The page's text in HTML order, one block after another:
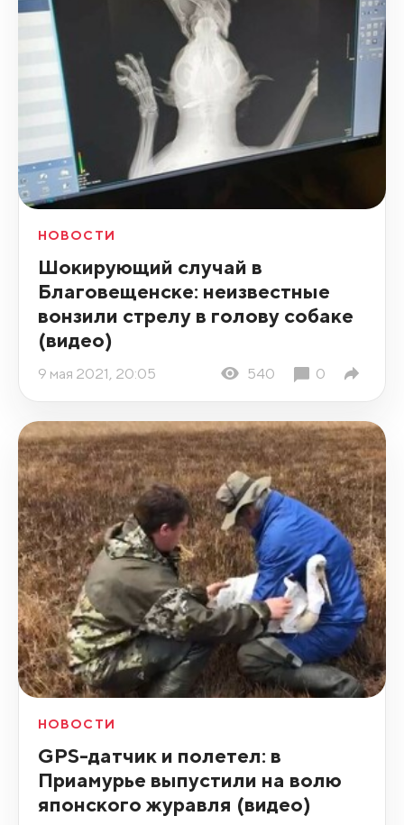
НОВОСТИ
Шокирующий случай в
Благовещенске: неизвестные
вонзили стрелу в голову собаке
(видео)
9 мая 2021, 20:05 540 0
НОВОСТИ
GPS-датчик и полетел: в
Приамурье выпустили на волю
японского журавля (видео)